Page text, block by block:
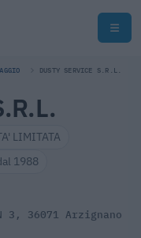
DUSTY SERVICE S.R.L.
LIMITATA
1988
36071 Arzignano